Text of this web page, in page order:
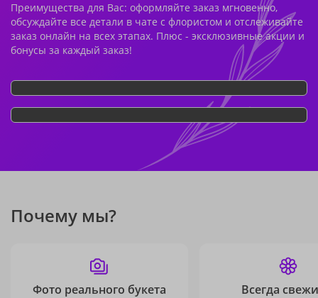
Преимущества для Вас: оформляйте заказ мгновенно,
обсуждайте все детали в чате с флористом и отслеживайте
заказ онлайн на всех этапах. Плюс - эксклюзивные акции и
бонусы за каждый заказ!
Почему мы?
Фото реального букета
Всегда